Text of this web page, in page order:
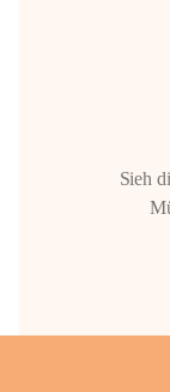
Sieh